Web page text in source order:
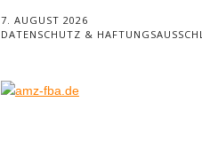
7. AUGUST 2026
DATENSCHUTZ &